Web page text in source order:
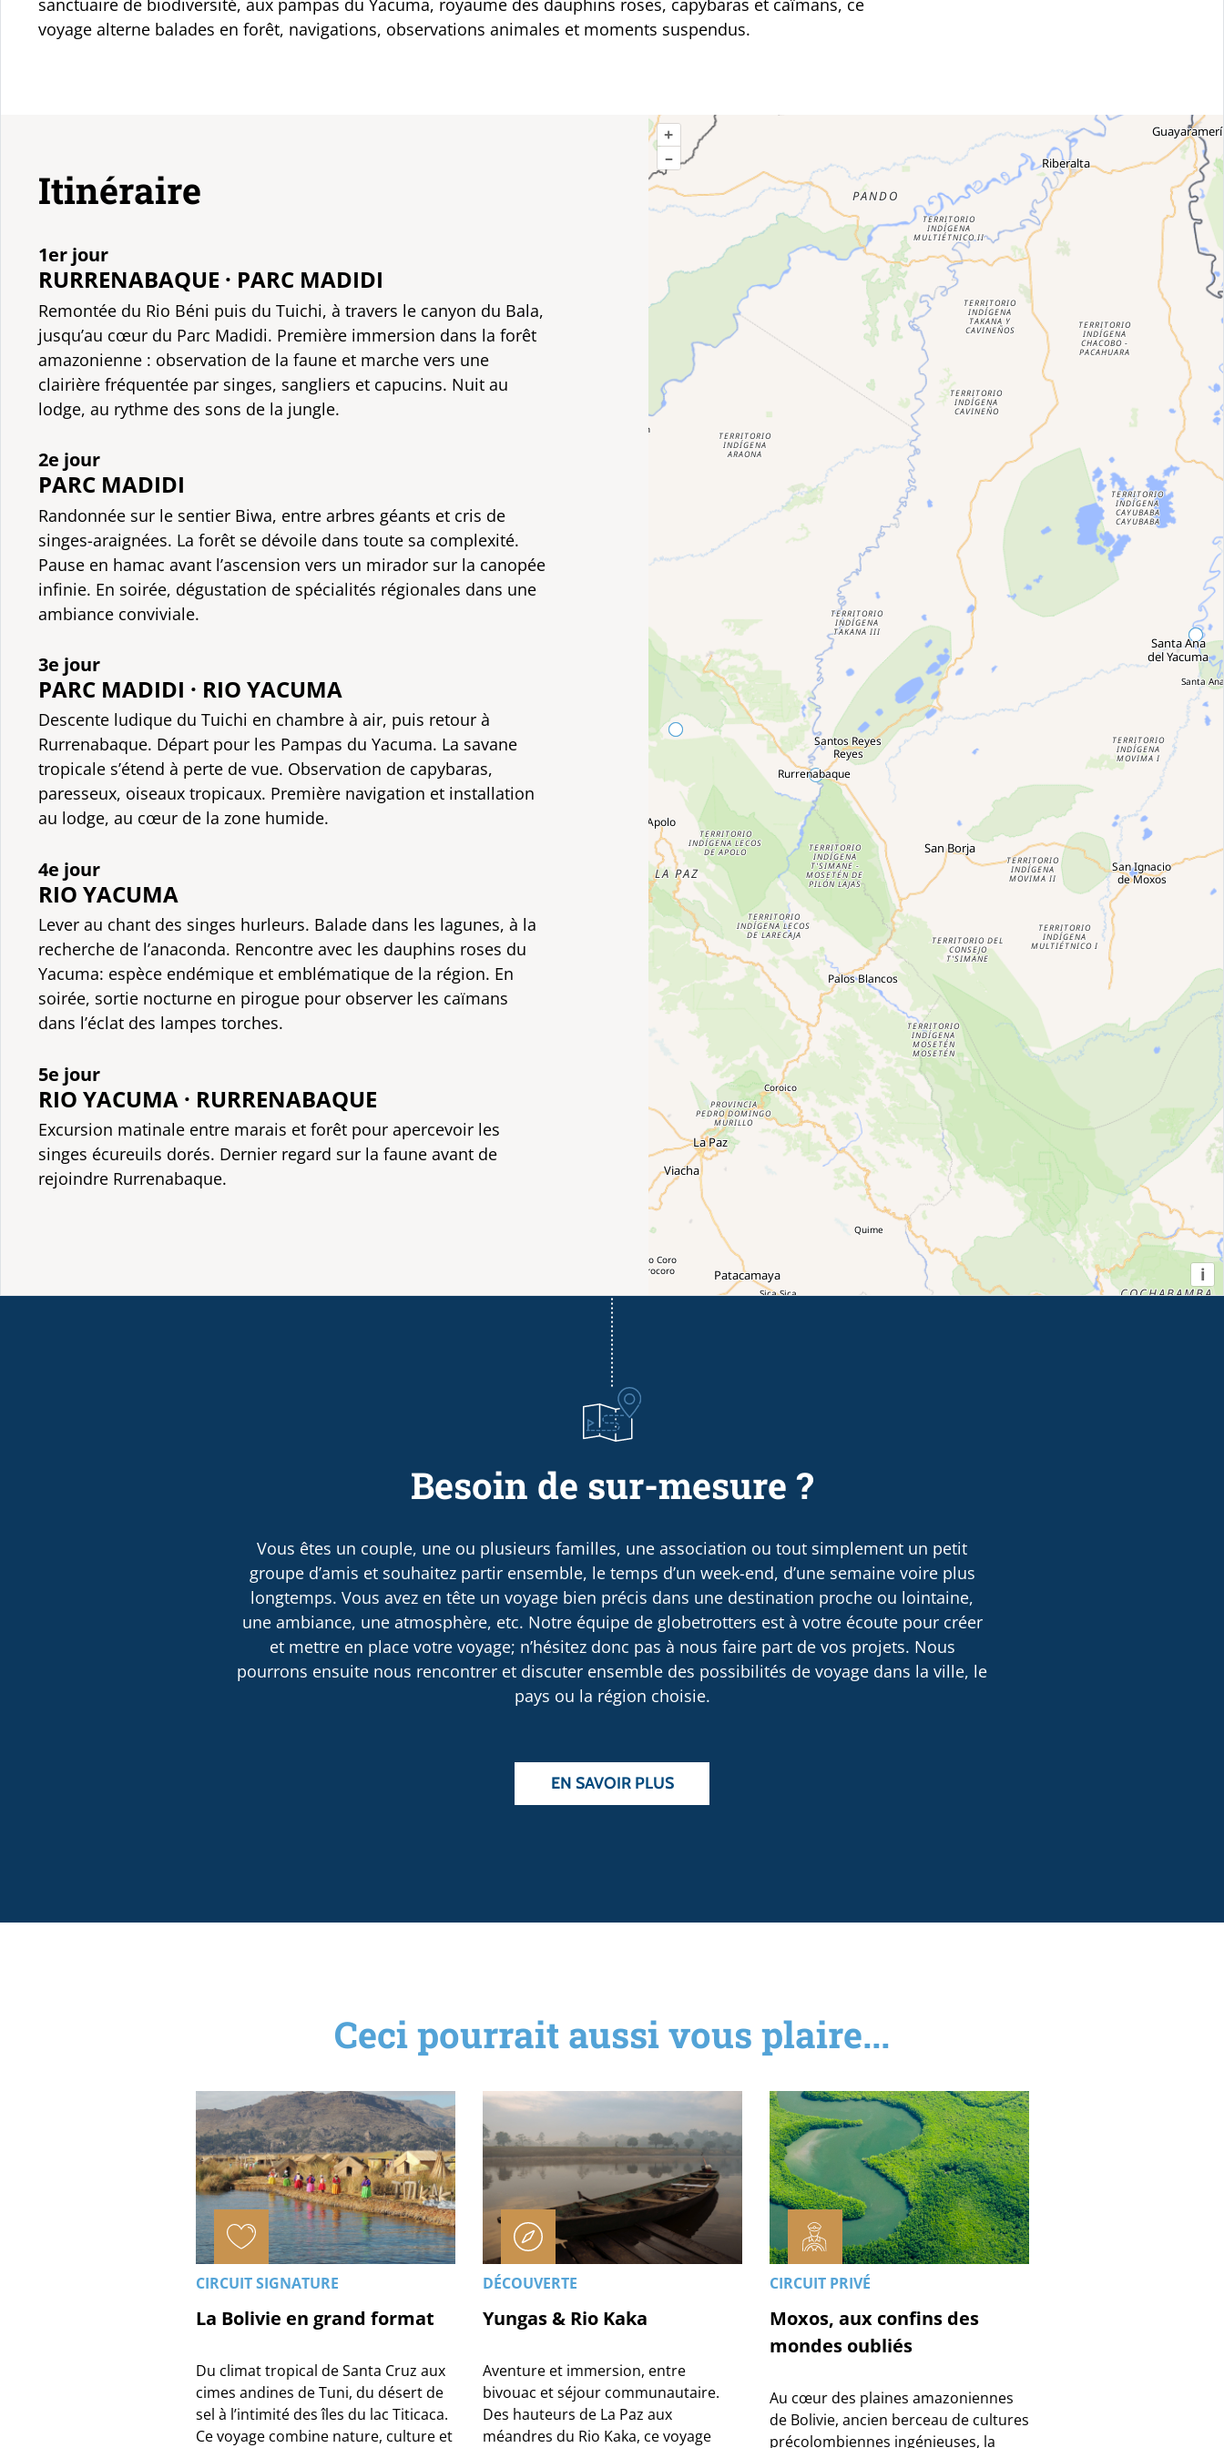
voyage alterne balades en forêt, navigations, observations animales et moments suspendus.
+
–
i
Itinéraire
1er jour
RURRENABAQUE · PARC MADIDI
Remontée du Rio Béni puis du Tuichi, à travers le canyon du Bala,
jusqu’au cœur du Parc Madidi. Première immersion dans la forêt
amazonienne : observation de la faune et marche vers une
clairière fréquentée par singes, sangliers et capucins. Nuit au
lodge, au rythme des sons de la jungle.
2e jour
PARC MADIDI
Randonnée sur le sentier Biwa, entre arbres géants et cris de
singes-araignées. La forêt se dévoile dans toute sa complexité.
Pause en hamac avant l’ascension vers un mirador sur la canopée
infinie. En soirée, dégustation de spécialités régionales dans une
ambiance conviviale.
3e jour
PARC MADIDI · RIO YACUMA
Descente ludique du Tuichi en chambre à air, puis retour à
Rurrenabaque. Départ pour les Pampas du Yacuma. La savane
tropicale s’étend à perte de vue. Observation de capybaras,
paresseux, oiseaux tropicaux. Première navigation et installation
au lodge, au cœur de la zone humide.
4e jour
RIO YACUMA
Lever au chant des singes hurleurs. Balade dans les lagunes, à la
recherche de l’anaconda. Rencontre avec les dauphins roses du
Yacuma: espèce endémique et emblématique de la région. En
soirée, sortie nocturne en pirogue pour observer les caïmans
dans l’éclat des lampes torches.
5e jour
RIO YACUMA · RURRENABAQUE
Excursion matinale entre marais et forêt pour apercevoir les
singes écureuils dorés. Dernier regard sur la faune avant de
rejoindre Rurrenabaque.
Besoin de sur-mesure ?
Vous êtes un couple, une ou plusieurs familles, une association ou tout simplement un petit
groupe d’amis et souhaitez partir ensemble, le temps d’un week-end, d’une semaine voire plus
longtemps. Vous avez en tête un voyage bien précis dans une destination proche ou lointaine,
une ambiance, une atmosphère, etc. Notre équipe de globetrotters est à votre écoute pour créer
et mettre en place votre voyage; n’hésitez donc pas à nous faire part de vos projets. Nous
pourrons ensuite nous rencontrer et discuter ensemble des possibilités de voyage dans la ville, le
pays ou la région choisie.
EN SAVOIR PLUS
Ceci pourrait aussi vous plaire...
CIRCUIT SIGNATURE
La Bolivie en grand format
Du climat tropical de Santa Cruz aux
cimes andines de Tuni, du désert de
sel à l’intimité des îles du lac Titicaca.
Ce voyage combine nature, culture et
DÉCOUVERTE
Yungas & Rio Kaka
Aventure et immersion, entre
bivouac et séjour communautaire.
Des hauteurs de La Paz aux
méandres du Rio Kaka, ce voyage
CIRCUIT PRIVÉ
Moxos, aux confins des
mondes oubliés
Au cœur des plaines amazoniennes
de Bolivie, ancien berceau de cultures
précolombiennes ingénieuses, la